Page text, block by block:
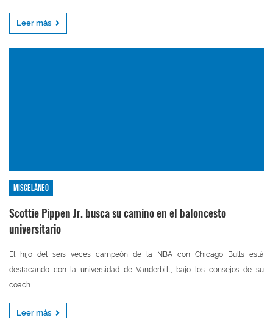
Leer más
Misceláneo
Scottie Pippen Jr. busca su camino en el baloncesto
universitario
El hijo del seis veces campeón de la NBA con Chicago Bulls está
destacando con la universidad de Vanderbilt, bajo los consejos de su
coach...
Leer más